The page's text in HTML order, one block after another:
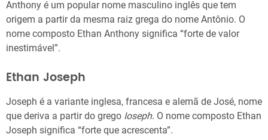
Anthony é um popular nome masculino inglês que tem
origem a partir da mesma raiz grega do nome Antônio. O
nome composto Ethan Anthony significa “forte de valor
inestimável”.
Ethan Joseph
Joseph é a variante inglesa, francesa e alemã de José, nome
que deriva a partir do grego Ioseph. O nome composto Ethan
Joseph significa “forte que acrescenta”.